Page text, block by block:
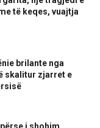
të keqes, vuajtja
brilante nga
skalitur zjarret e